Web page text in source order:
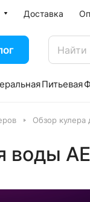
Доставка
Питьевая
Обзор кулера
воды